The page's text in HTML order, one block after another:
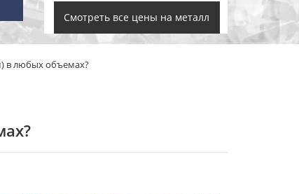
Смотреть все цены на металл
в любых объемах?